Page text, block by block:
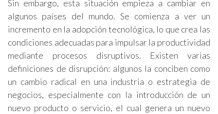
Sin embargo, esta situación empieza a cambiar en
algunos países del mundo. Se comienza a ver un
incremento en la adopción tecnológica, lo que crea las
condiciones adecuadas para impulsar la productividad
mediante procesos disruptivos. Existen varias
definiciones de disrupción: algunos la conciben como
un cambio radical en una industria o estrategia de
negocios, especialmente con la introducción de un
nuevo producto o servicio, el cual genera un nuevo